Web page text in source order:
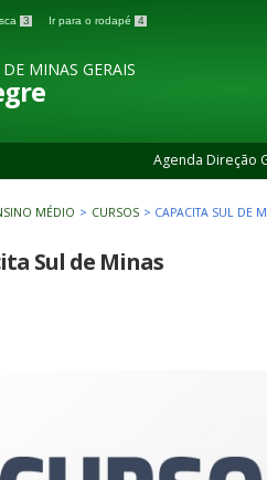
3 Ir para o rodapé 4
MINAS GERAIS
Agenda Direção
MÉDIO > CURSOS > CAPACITA SUL DE
Sul de Minas